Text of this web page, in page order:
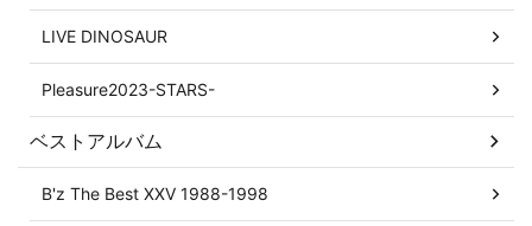
LIVE DINOSAUR
Pleasure2023-STARS-
ベストアルバム
B'z The Best XXV 1988-1998